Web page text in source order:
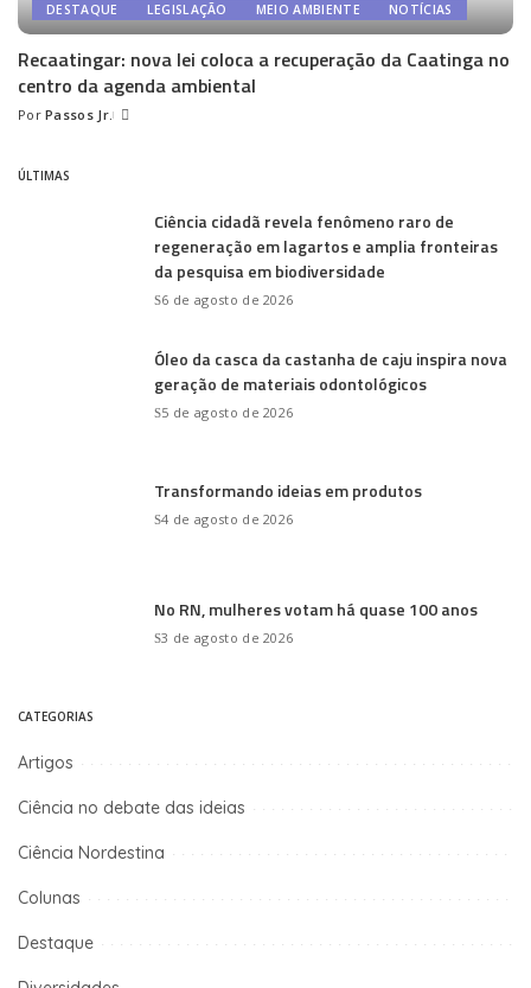
DESTAQUE LEGISLAÇÃO MEIO AMBIENTE NOTÍCIAS
Recaatingar: nova lei coloca a recuperação da Caatinga no
centro da agenda ambiental
Posted
Por Passos Jr.
ÚLTIMAS
Ciência cidadã revela fenômeno raro de
regeneração em lagartos e amplia fronteiras
da pesquisa em biodiversidade
6 de agosto de 2026
Óleo da casca da castanha de caju inspira nova
geração de materiais odontológicos
5 de agosto de 2026
Transformando ideias em produtos
4 de agosto de 2026
No RN, mulheres votam há quase 100 anos
3 de agosto de 2026
CATEGORIAS
Artigos
Ciência no debate das ideias
Ciência Nordestina
Colunas
Destaque